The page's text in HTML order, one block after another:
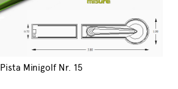
Pista Minigolf Nr. 15